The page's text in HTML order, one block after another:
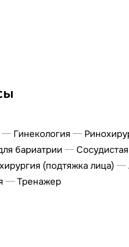
Гинекология
бариатрии
(подтяжка лица)
Тренажер